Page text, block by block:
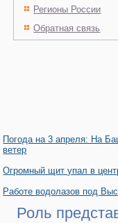
Регионы России
Обратная связь
Погода на 3 апреля: На
ветер
Огромный щит упал в
Работе водолазов под
Роль